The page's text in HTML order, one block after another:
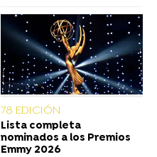
78 EDICIÓN
Lista completa
nominados a los Premios
Emmy 2026